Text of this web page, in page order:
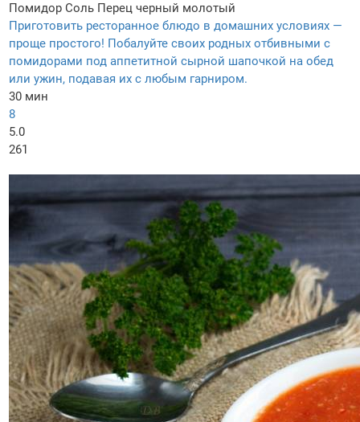
Помидор Соль Перец черный молотый
Приготовить ресторанное блюдо в домашних условиях —
проще простого! Побалуйте своих родных отбивными с
помидорами под аппетитной сырной шапочкой на обед
или ужин, подавая их с любым гарниром.
30 мин
8
5.0
261